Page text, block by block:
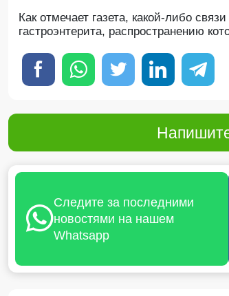
Как отмечает газета, какой-либо
гастроэнтерита, распространению
Следите за последними
новостями на нашем
Whatsapp